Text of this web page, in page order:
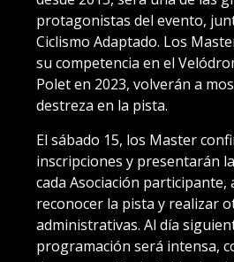
protagonistas del evento,
Ciclismo Adaptado. Los
su competencia en el
Polet en 2023, volverán a
destreza en la pista.
El sábado 15, los Master
inscripciones y presentarán
cada Asociación participante,
reconocer la pista y realizar
administrativas. Al día
programación será intensa,